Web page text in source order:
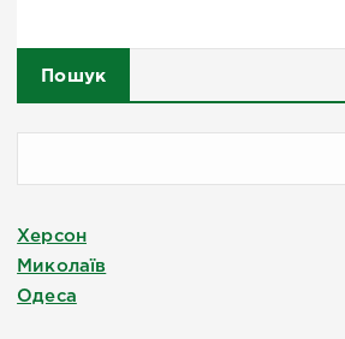
Пошук
Херсон
Миколаїв
Одеса